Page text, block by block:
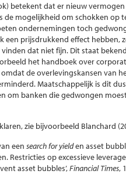
betekent dat er nieuw
mogelijkheid om schokken op
ondernemingen toch
prijsdrukkend effect hebben,
dat niet fijn. Dit staat
het handboek over
de overlevingskansen van
Maatschappelijk is dit dus
om banken die gedwongen
zie bijvoorbeeld Blanchard
een search for yielden asset
Restricties op excessieve
asset bubbles’,Financial Times,